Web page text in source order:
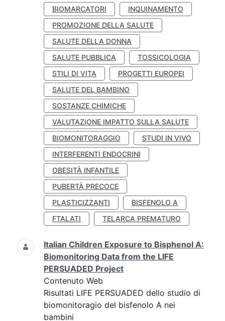
BIOMARCATORI
INQUINAMENTO
PROMOZIONE DELLA SALUTE
SALUTE DELLA DONNA
SALUTE PUBBLICA
TOSSICOLOGIA
STILI DI VITA
PROGETTI EUROPEI
SALUTE DEL BAMBINO
SOSTANZE CHIMICHE
VALUTAZIONE IMPATTO SULLA SALUTE
BIOMONITORAGGIO
STUDI IN VIVO
INTERFERENTI ENDOCRINI
OBESITÀ INFANTILE
PUBERTÀ PRECOCE
PLASTICIZZANTI
BISFENOLO A
FTALATI
TELARCA PREMATURO
Italian Children Exposure to Bisphenol A:
Biomonitoring Data from the LIFE
PERSUADED Project
Contenuto Web
Risultati LIFE PERSUADED dello studio di
biomonitoragio del bisfenolo A nei
bambini